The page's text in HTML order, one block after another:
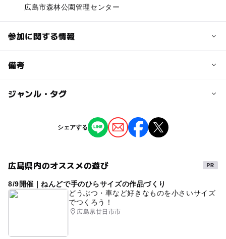
広島市森林公園管理センター
参加に関する情報
予約/応募
備考
※掲載の情報は天候や主催者側の都合などにより変更にな
情報提供：イベントバンク
ジャンル・タグ
シェアする
広島県内のオススメの遊び
8/9開催｜ねんどで手のひらサイズの作品づくり
どうぶつ・車など好きなものを小さいサイズ
でつくろう！
広島県廿日市市